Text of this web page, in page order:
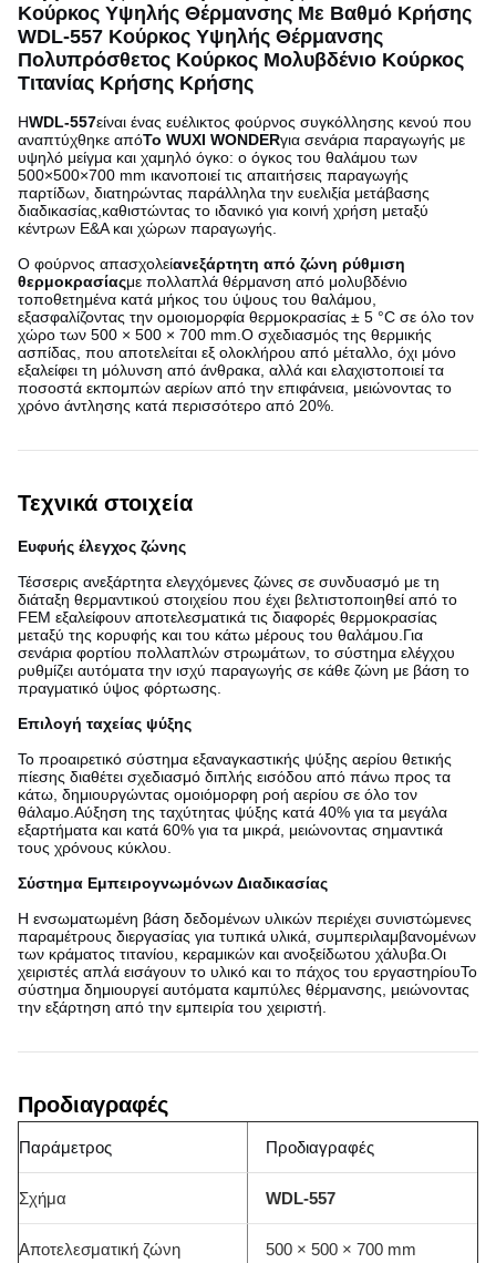
Κούρκος Υψηλής Θέρμανσης Με Βαθμό Κρήσης
WDL-557 Κούρκος Υψηλής Θέρμανσης
Πολυπρόσθετος Κούρκος Μολυβδένιο Κούρκος
Τιτανίας Κρήσης Κρήσης
ΗWDL-557είναι ένας ευέλικτος φούρνος συγκόλλησης κενού που
αναπτύχθηκε απόΤο WUXI WONDERγια σενάρια παραγωγής με
υψηλό μείγμα και χαμηλό όγκο: ο όγκος του θαλάμου των
500×500×700 mm ικανοποιεί τις απαιτήσεις παραγωγής
παρτίδων, διατηρώντας παράλληλα την ευελιξία μετάβασης
διαδικασίας,καθιστώντας το ιδανικό για κοινή χρήση μεταξύ
κέντρων Ε&Α και χώρων παραγωγής.
Ο φούρνος απασχολείανεξάρτητη από ζώνη ρύθμιση
θερμοκρασίαςμε πολλαπλά θέρμανση από μολυβδένιο
τοποθετημένα κατά μήκος του ύψους του θαλάμου,
εξασφαλίζοντας την ομοιομορφία θερμοκρασίας ± 5 °C σε όλο τον
χώρο των 500 × 500 × 700 mm.Ο σχεδιασμός της θερμικής
ασπίδας, που αποτελείται εξ ολοκλήρου από μέταλλο, όχι μόνο
εξαλείφει τη μόλυνση από άνθρακα, αλλά και ελαχιστοποιεί τα
ποσοστά εκπομπών αερίων από την επιφάνεια, μειώνοντας το
χρόνο άντλησης κατά περισσότερο από 20%.
Τεχνικά στοιχεία
Ευφυής έλεγχος ζώνης
Τέσσερις ανεξάρτητα ελεγχόμενες ζώνες σε συνδυασμό με τη
διάταξη θερμαντικού στοιχείου που έχει βελτιστοποιηθεί από το
FEM εξαλείφουν αποτελεσματικά τις διαφορές θερμοκρασίας
μεταξύ της κορυφής και του κάτω μέρους του θαλάμου.Για
σενάρια φορτίου πολλαπλών στρωμάτων, το σύστημα ελέγχου
ρυθμίζει αυτόματα την ισχύ παραγωγής σε κάθε ζώνη με βάση το
πραγματικό ύψος φόρτωσης.
Επιλογή ταχείας ψύξης
Το προαιρετικό σύστημα εξαναγκαστικής ψύξης αερίου θετικής
πίεσης διαθέτει σχεδιασμό διπλής εισόδου από πάνω προς τα
κάτω, δημιουργώντας ομοιόμορφη ροή αερίου σε όλο τον
θάλαμο.Αύξηση της ταχύτητας ψύξης κατά 40% για τα μεγάλα
εξαρτήματα και κατά 60% για τα μικρά, μειώνοντας σημαντικά
τους χρόνους κύκλου.
Σύστημα Εμπειρογνωμόνων Διαδικασίας
Η ενσωματωμένη βάση δεδομένων υλικών περιέχει συνιστώμενες
παραμέτρους διεργασίας για τυπικά υλικά, συμπεριλαμβανομένων
των κράματος τιτανίου, κεραμικών και ανοξείδωτου χάλυβα.Οι
χειριστές απλά εισάγουν το υλικό και το πάχος του εργαστηρίουΤο
σύστημα δημιουργεί αυτόματα καμπύλες θέρμανσης, μειώνοντας
την εξάρτηση από την εμπειρία του χειριστή.
Προδιαγραφές
Παράμετρος Προδιαγραφές
Σχήμα WDL-557
Αποτελεσματική ζώνη 500 × 500 × 700 mm